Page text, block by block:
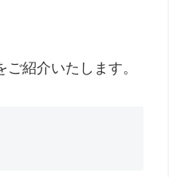
紹介いたします。